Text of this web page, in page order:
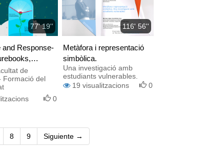
77' 19''
and Response-
and
Agency
de
Formació del
0
116' 56''
Metàfora i representació
simbòlica.
Una investigació amb
estudiants vulnerables.
19 visualitzacions 0
8 9 Siguiente →